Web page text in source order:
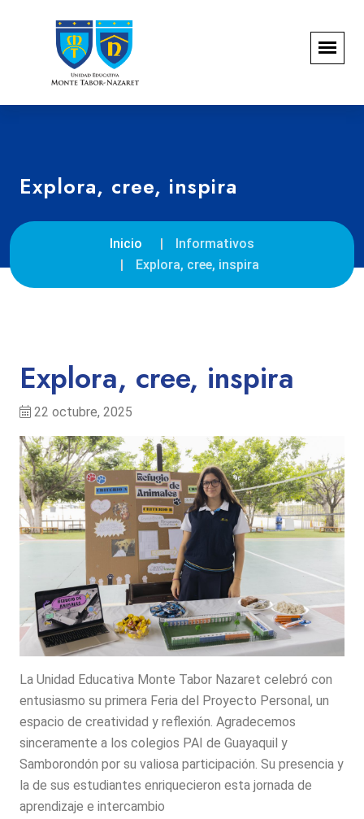
Explora, cree, inspira
Inicio
Informativos
Explora, cree, inspira
Explora, cree, inspira
22 octubre, 2025
La Unidad Educativa Monte Tabor Nazaret celebró con
entusiasmo su primera Feria del Proyecto Personal, un
espacio de creatividad y reflexión. Agradecemos
sinceramente a los colegios PAI de Guayaquil y
Samborondón por su valiosa participación. Su presencia y
la de sus estudiantes enriquecieron esta jornada de
aprendizaje e intercambio